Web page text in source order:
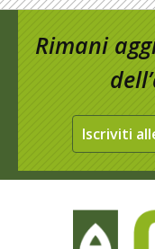
Rimani
Iscriviti